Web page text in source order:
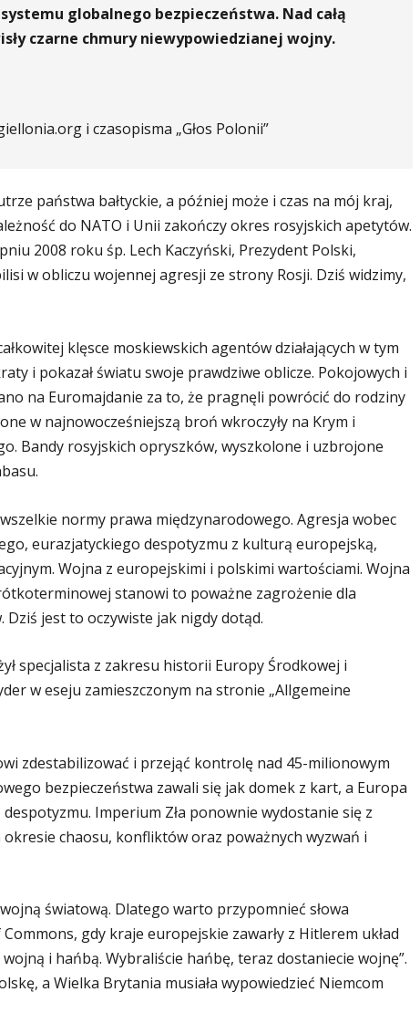
globalnego bezpieczeństwa. Nad całą
czarne chmury niewypowiedzianej wojny.
i czasopisma „Głos Polonii”
państwa bałtyckie, a później może i czas na mój kraj,
do NATO i Unii zakończy okres rosyjskich apetytów.
2008 roku śp. Lech Kaczyński, Prezydent Polski,
w obliczu wojennej agresji ze strony Rosji. Dziś widzimy,
klęsce moskiewskich agentów działających w tym
i pokazał światu swoje prawdziwe oblicze. Pokojowych i
na Euromajdanie za to, że pragnęli powrócić do rodziny
w najnowocześniejszą broń wkroczyły na Krym i
Bandy rosyjskich opryszków, wyszkolone i uzbrojone
normy prawa międzynarodowego. Agresja wobec
eurazjatyckiego despotyzmu z kulturą europejską,
Wojna z europejskimi i polskimi wartościami. Wojna
stanowi to poważne zagrożenie dla
Dziś jest to oczywiste jak nigdy dotąd.
specjalista z zakresu historii Europy Środkowej i
w eseju zamieszczonym na stronie „Allgemeine
zdestabilizować i przejąć kontrolę nad 45-milionowym
bezpieczeństwa zawali się jak domek z kart, a Europa
Imperium Zła ponownie wydostanie się z
chaosu, konfliktów oraz poważnych wyzwań i
światową. Dlatego warto przypomnieć słowa
gdy kraje europejskie zawarły z Hitlerem układ
i hańbą. Wybraliście hańbę, teraz dostaniecie wojnę”.
a Wielka Brytania musiała wypowiedzieć Niemcom